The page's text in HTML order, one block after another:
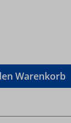
Warenkorb